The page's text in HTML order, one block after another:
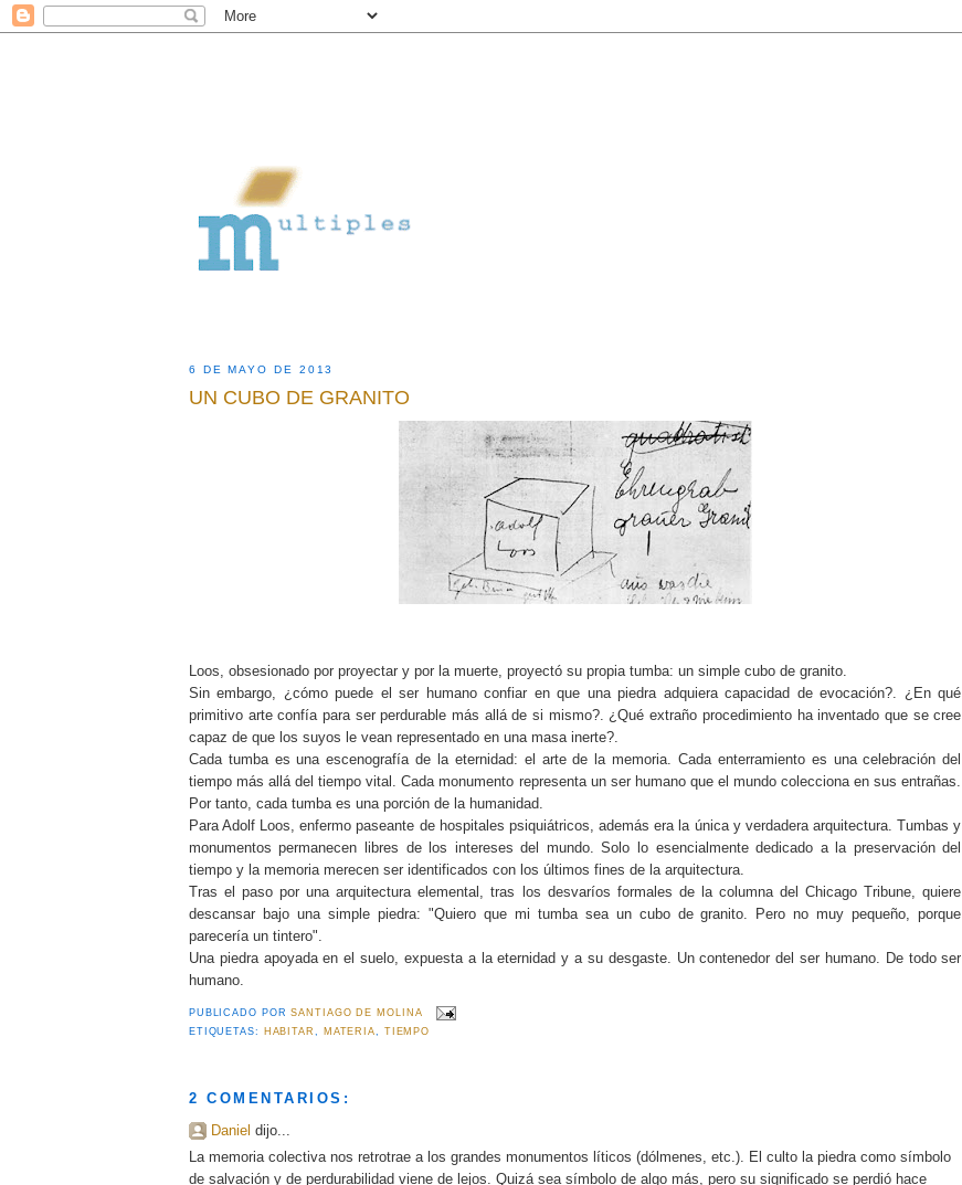
6 DE MAYO DE 2013
UN CUBO DE GRANITO
Loos, obsesionado por proyectar y por la muerte, proyectó su propia tumba: un simple cubo de granito.
Sin embargo, ¿cómo puede el ser humano confiar en que una piedra adquiera capacidad de evocación?. ¿En qué
primitivo arte confía para ser perdurable más allá de si mismo?. ¿Qué extraño procedimiento ha inventado que se cree
capaz de que los suyos le vean representado en una masa inerte?.
Cada tumba es una escenografía de la eternidad: el arte de la memoria. Cada enterramiento es una celebración del
tiempo más allá del tiempo vital. Cada monumento representa un ser humano que el mundo colecciona en sus entrañas.
Por tanto, cada tumba es una porción de la humanidad.
Para Adolf Loos, enfermo paseante de hospitales psiquiátricos, además era la única y verdadera arquitectura. Tumbas y
monumentos permanecen libres de los intereses del mundo. Solo lo esencialmente dedicado a la preservación del
tiempo y la memoria merecen ser identificados con los últimos fines de la arquitectura.
Tras el paso por una arquitectura elemental, tras los desvaríos formales de la columna del Chicago Tribune, quiere
descansar bajo una simple piedra: "Quiero que mi tumba sea un cubo de granito. Pero no muy pequeño, porque
parecería un tintero".
Una piedra apoyada en el suelo, expuesta a la eternidad y a su desgaste. Un contenedor del ser humano. De todo ser
humano.
PUBLICADO PORSANTIAGO DE MOLINA
ETIQUETAS:
HABITAR , MATERIA, TIEMPO
2 COMENTARIOS:
Daniel dijo...
La memoria colectiva nos retrotrae a los grandes monumentos líticos (dólmenes, etc.). El culto la piedra como símbolo
de salvación y de perdurabilidad viene de lejos. Quizá sea símbolo de algo más, pero su significado se perdió hace